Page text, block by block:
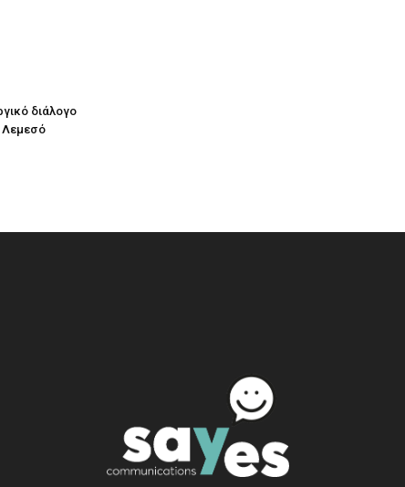
διάλογο
Λεμεσό